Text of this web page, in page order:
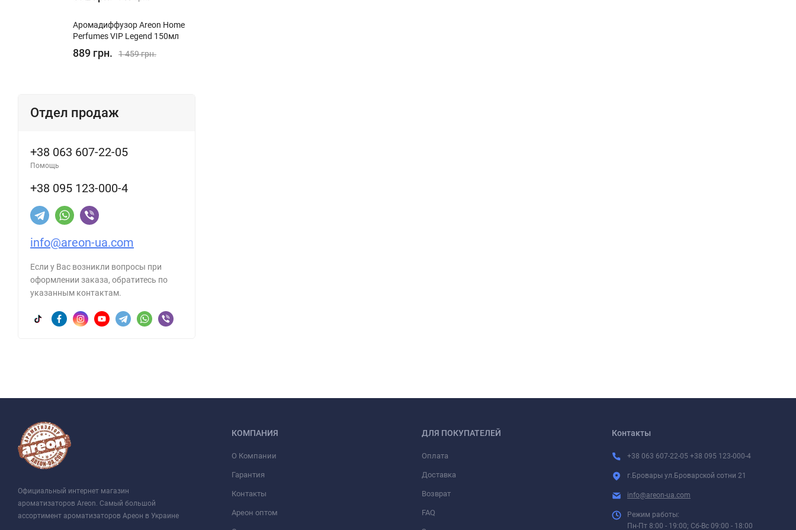
Аромадиффузор Areon Home
Perfumes VIP Legend 150мл
889 грн. 1 459 грн.
Отдел продаж
+38 063 607-22-05
Помощь
+38 095 123-000-4
info@areon-ua.com
Если у Вас возникли вопросы при
оформлении заказа, обратитесь по
указанным контактам.
Официальный интернет магазин
ароматизаторов Areon. Самый большой
ассортимент ароматизаторов Ареон в Украине
КОМПАНИЯ
О Компании
Гарантия
Контакты
Ареон оптом
ДЛЯ ПОКУПАТЕЛЕЙ
Оплата
Доставка
Возврат
FAQ
Контакты
+38 063 607-22-05 +38 095 123-000-4
г.Бровары ул.Броварской сотни 21
info@areon-ua.com
Режим работы:
Пн-Пт 8:00 - 19:00; Сб-Вс 09:00 - 18:00